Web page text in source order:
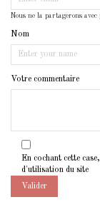
Nous ne la partagerons avec
Nom
Votre commentaire
En cochant cette
d'utilisation du site
Valider